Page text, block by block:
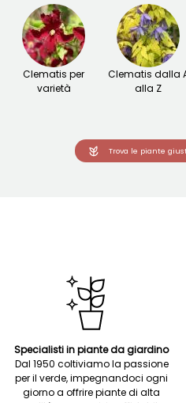
Clematis per
varietà
Clematis dalla
alla Z
Trova le piante
Specialisti in piante da giardino
Dal 1950 coltiviamo la passione
per il verde, impegnandoci ogni
giorno a offrire piante di alta